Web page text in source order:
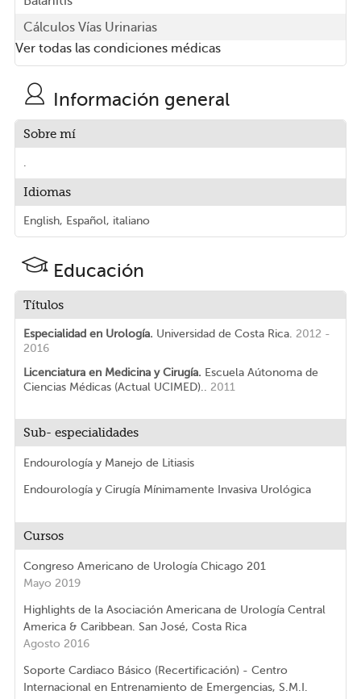
Cálculos Vías Urinarias
Ver todas las condiciones médicas
Información general
Sobre mí
Idiomas
English, Español, italiano
Educación
Títulos
Especialidad en Urología. Universidad de Costa Rica. 2012 -
2016
Licenciatura en Medicina y Cirugía. Escuela Aútonoma de
Ciencias Médicas (Actual UCIMED).. 2011
Sub- especialidades
Endourología y Manejo de Litiasis
Endourología y Cirugía Mínimamente Invasiva Urológica
Cursos
Congreso Americano de Urología Chicago 201
Mayo 2019
Highlights de la Asociación Americana de Urología Central
America & Caribbean. San José, Costa Rica
Agosto 2016
Soporte Cardiaco Básico (Recertificación) - Centro
Internacional en Entrenamiento de Emergencias, S.M.I.